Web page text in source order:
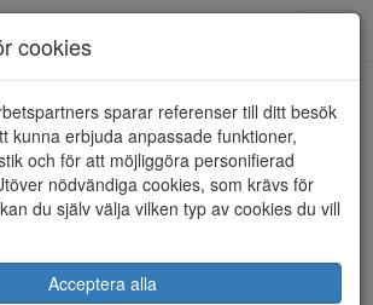
cookies
sparar referenser till ditt besök
kunna erbjuda anpassade funktioner,
och för att möjliggöra personifierad
nödvändiga cookies, som krävs för
du själv välja vilken typ av cookies du vill
Acceptera alla